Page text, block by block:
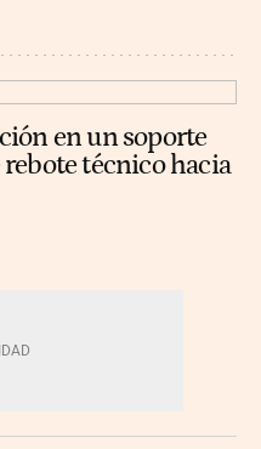
en un soporte
técnico hacia